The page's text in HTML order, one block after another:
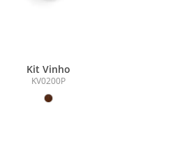
Kit Vinho
KV0200P